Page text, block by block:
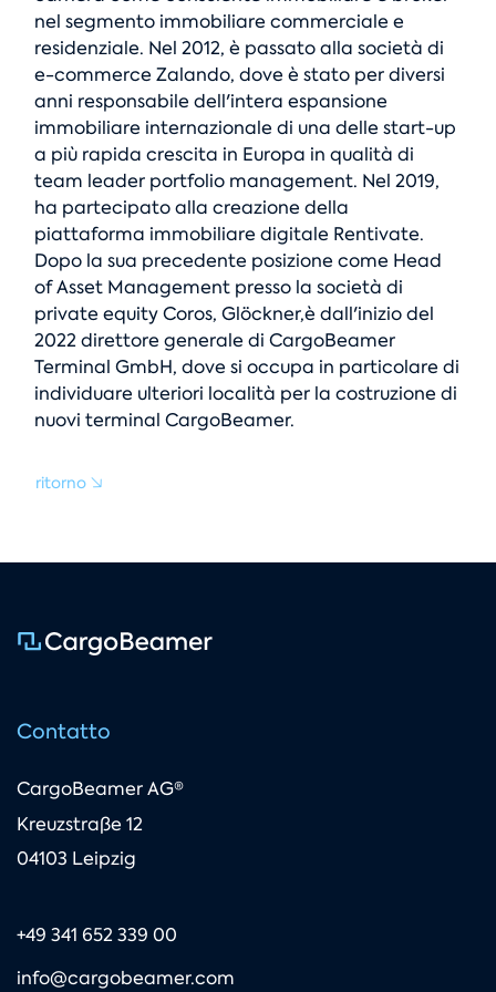
nel segmento immobiliare commerciale e
residenziale. Nel 2012, è passato alla società di
e-commerce Zalando, dove è stato per diversi
anni responsabile dell'intera espansione
immobiliare internazionale di una delle start-up
a più rapida crescita in Europa in qualità di
team leader portfolio management. Nel 2019,
ha partecipato alla creazione della
piattaforma immobiliare digitale Rentivate.
Dopo la sua precedente posizione come Head
of Asset Management presso la società di
private equity Coros, Glöckner,è dall'inizio del
2022 direttore generale di CargoBeamer
Terminal GmbH, dove si occupa in particolare di
individuare ulteriori località per la costruzione di
nuovi terminal CargoBeamer.
ritorno
Contatto
CargoBeamer AG®
Kreuzstraße 12
04103 Leipzig
+49 341 652 339 00
info@cargobeamer.com